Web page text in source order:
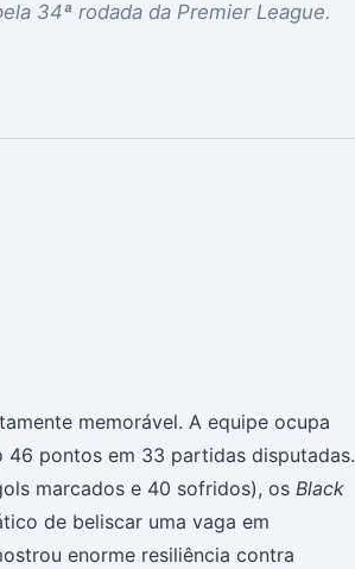
34ª rodada da Premier League.
memorável. A equipe ocupa
46 pontos em 33 partidas disputadas.
marcados e 40 sofridos), os Black
de beliscar uma vaga em
enorme resiliência contra